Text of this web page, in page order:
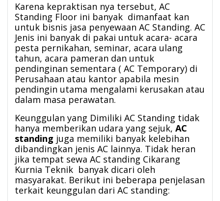
Karena kepraktisan nya tersebut, AC
Standing Floor ini banyak dimanfaat kan
untuk bisnis jasa penyewaan AC Standing. AC
Jenis ini banyak di pakai untuk acara- acara
pesta pernikahan, seminar, acara ulang
tahun, acara pameran dan untuk
pendinginan sementara ( AC Temporary) di
Perusahaan atau kantor apabila mesin
pendingin utama mengalami kerusakan atau
dalam masa perawatan.
Keunggulan yang Dimiliki AC Standing tidak
hanya memberikan udara yang sejuk, AC
standing juga memiliki banyak kelebihan
dibandingkan jenis AC lainnya. Tidak heran
jika tempat sewa AC standing Cikarang
Kurnia Teknik banyak dicari oleh
masyarakat. Berikut ini beberapa penjelasan
terkait keunggulan dari AC standing: